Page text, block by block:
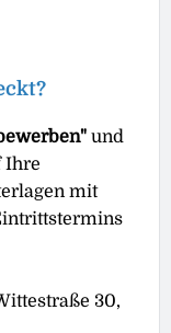
und
Ihre
mit
30,